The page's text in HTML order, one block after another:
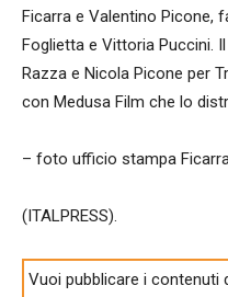
Ficarra e Valentino Picone,
Foglietta e Vittoria Puccini.
Razza e Nicola Picone per
con Medusa Film che lo
– foto ufficio stampa
(ITALPRESS).
Vuoi pubblicare i